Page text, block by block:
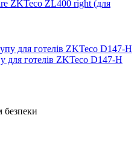
ZKTeco ZL400 right (для
для готелів ZKTeco D147-H
безпеки